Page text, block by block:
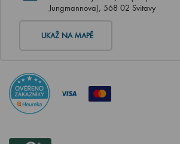
Jungmannova), 568 02 Svitavy
UKAŽ NA MAPĚ